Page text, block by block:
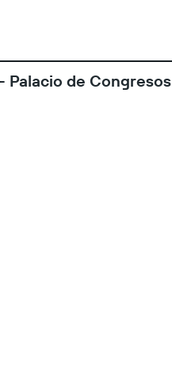
Palacio de Congresos